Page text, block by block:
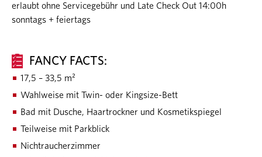
erlaubt ohne Servicegebühr und Late Check Out 14:00h
sonntags + feiertags
FANCY FACTS:
17,5 – 33,5 m²
Wahlweise mit Twin- oder Kingsize-Bett
Bad mit Dusche, Haartrockner und Kosmetikspiegel
Teilweise mit Parkblick
Nichtraucherzimmer